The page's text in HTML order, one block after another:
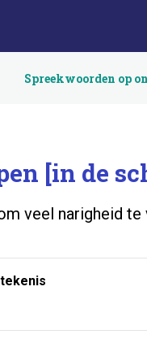
Spreekwoorden op
[in de
veel narigheid te